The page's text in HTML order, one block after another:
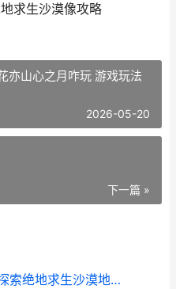
求生沙漠像攻略
亦山心之月咋玩 游戏玩法
2026-05-20
下一篇 »
绝地求生沙漠像特色解析 探索绝地求生沙漠地图的奥秘